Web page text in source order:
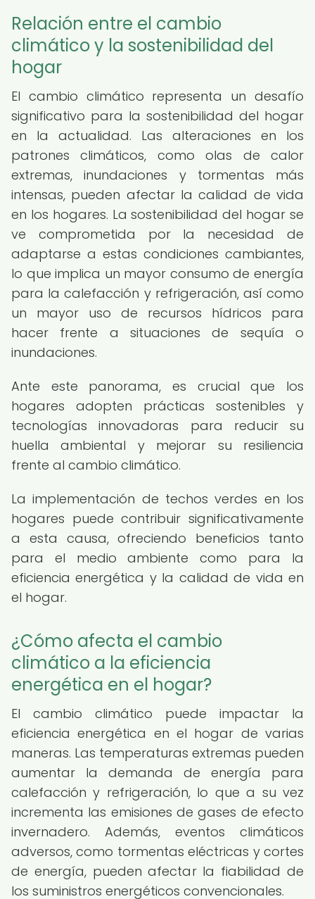
Relación entre el cambio
climático y la sostenibilidad del
hogar
El cambio climático representa un desafío
significativo para la sostenibilidad del hogar
en la actualidad. Las alteraciones en los
patrones climáticos, como olas de calor
extremas, inundaciones y tormentas más
intensas, pueden afectar la calidad de vida
en los hogares. La sostenibilidad del hogar se
ve comprometida por la necesidad de
adaptarse a estas condiciones cambiantes,
lo que implica un mayor consumo de energía
para la calefacción y refrigeración, así como
un mayor uso de recursos hídricos para
hacer frente a situaciones de sequía o
inundaciones.
Ante este panorama, es crucial que los
hogares adopten prácticas sostenibles y
tecnologías innovadoras para reducir su
huella ambiental y mejorar su resiliencia
frente al cambio climático.
La implementación de techos verdes en los
hogares puede contribuir significativamente
a esta causa, ofreciendo beneficios tanto
para el medio ambiente como para la
eficiencia energética y la calidad de vida en
el hogar.
¿Cómo afecta el cambio
climático a la eficiencia
energética en el hogar?
El cambio climático puede impactar la
eficiencia energética en el hogar de varias
maneras. Las temperaturas extremas pueden
aumentar la demanda de energía para
calefacción y refrigeración, lo que a su vez
incrementa las emisiones de gases de efecto
invernadero. Además, eventos climáticos
adversos, como tormentas eléctricas y cortes
de energía, pueden afectar la fiabilidad de
los suministros energéticos convencionales.